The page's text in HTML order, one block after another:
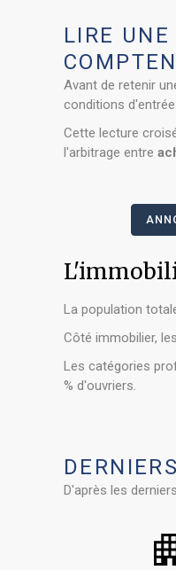
LIRE
Avant de retenir
conditions
Cette lecture
l'arbitrage entre
La population
Côté immobilier,
Les catégories
% d'ouvriers.
D'après les